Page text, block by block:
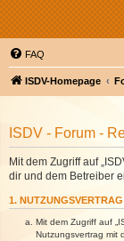
FAQ
ISDV-Homepage
ISDV - Forum -
Mit dem Zugriff auf
dir und dem Betreiber
1. NUTZUNGSVERTRAG
Mit dem Zugriff auf
Nutzungsvertrag mit